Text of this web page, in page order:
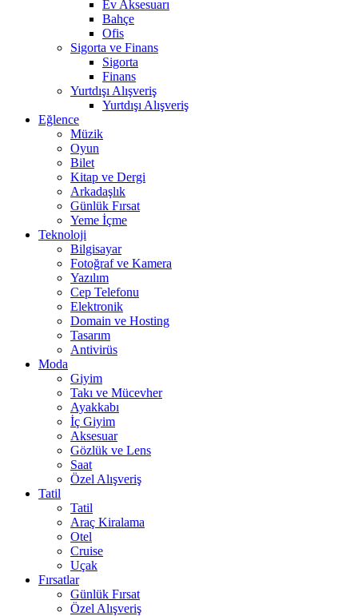
Ev Aksesuarı
Bahçe
Ofis
Sigorta ve Finans
Sigorta
Finans
Yurtdışı Alışveriş
Yurtdışı Alışveriş
Eğlence
Müzik
Oyun
Bilet
Kitap ve Dergi
Arkadaşlık
Günlük Fırsat
Yeme İçme
Teknoloji
Bilgisayar
Fotoğraf ve Kamera
Yazılım
Cep Telefonu
Elektronik
Domain ve Hosting
Tasarım
Antivirüs
Moda
Giyim
Takı ve Mücevher
Ayakkabı
İç Giyim
Aksesuar
Gözlük ve Lens
Saat
Özel Alışveriş
Tatil
Tatil
Araç Kiralama
Otel
Cruise
Uçak
Fırsatlar
Günlük Fırsat
Özel Alışveriş